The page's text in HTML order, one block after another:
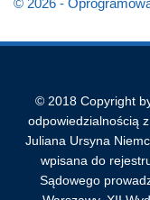
© 2018 Copyright
odpowiedzialnością
Juliana Ursyna
wpisana do
Sądowego